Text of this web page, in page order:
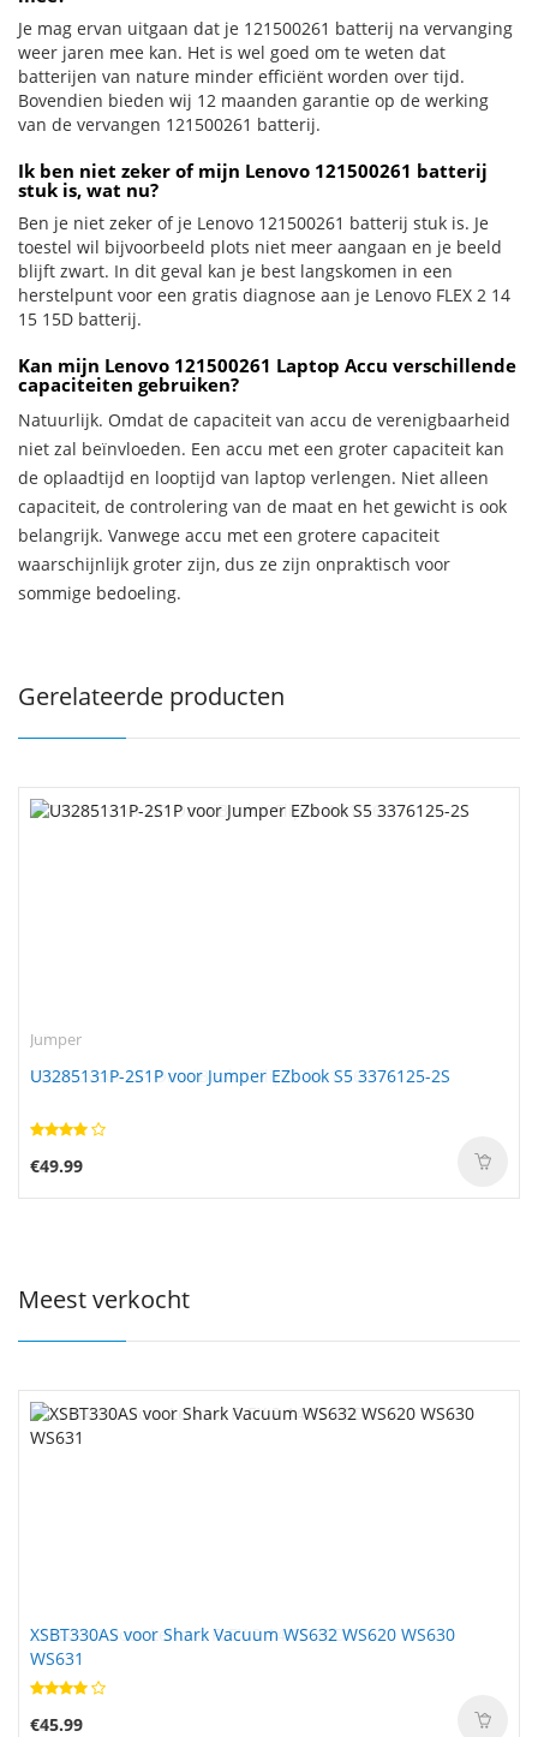
Je mag ervan uitgaan dat je 121500261 batterij na vervanging
weer jaren mee kan. Het is wel goed om te weten dat
batterijen van nature minder efficiënt worden over tijd.
Bovendien bieden wij 12 maanden garantie op de werking
van de vervangen 121500261 batterij.
Ik ben niet zeker of mijn Lenovo 121500261 batterij
stuk is, wat nu?
Ben je niet zeker of je Lenovo 121500261 batterij stuk is. Je
toestel wil bijvoorbeeld plots niet meer aangaan en je beeld
blijft zwart. In dit geval kan je best langskomen in een
herstelpunt voor een gratis diagnose aan je Lenovo FLEX 2 14
15 15D batterij.
Kan mijn Lenovo 121500261 Laptop Accu verschillende
capaciteiten gebruiken?
Natuurlijk. Omdat de capaciteit van accu de verenigbaarheid
niet zal beïnvloeden. Een accu met een groter capaciteit kan
de oplaadtijd en looptijd van laptop verlengen. Niet alleen
capaciteit, de controlering van de maat en het gewicht is ook
belangrijk. Vanwege accu met een grotere capaciteit
waarschijnlijk groter zijn, dus ze zijn onpraktisch voor
sommige bedoeling.
Gerelateerde producten
Jumper
U3285131P-2S1P voor Jumper EZbook S5 3376125-2S
€49.99
Meest verkocht
XSBT330AS voor Shark Vacuum WS632 WS620 WS630
WS631
€45.99